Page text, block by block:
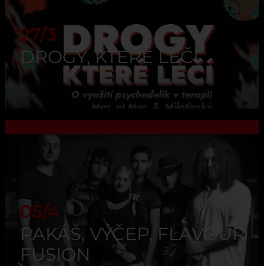
27/3
DROGY, KTERÉ LÉČÍ
05/4
PAKÁŠ, VÝČEP, FLAVOUR
FUSION